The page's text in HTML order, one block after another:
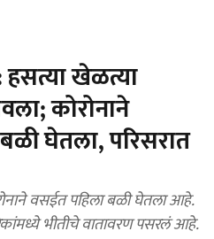
खेळत्या
कोरोनाने
घेतला, परिसरात
वसईत पहिला बळी घेतला आहे.
भीतीचे वातावरण पसरलं आहे.